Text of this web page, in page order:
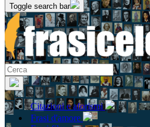
Toggle search bar
Citazioni e aforismi
Frasi d'amore